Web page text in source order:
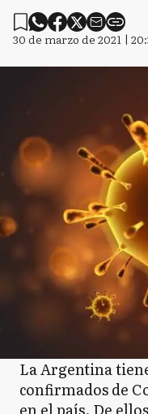
30 de marzo de 2021 |
La Argentina
confirmados de
en el país. De